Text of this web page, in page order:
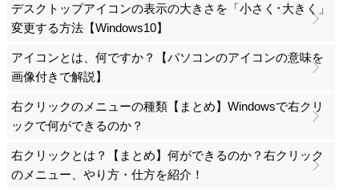
デスクトップアイコンの表示の大きさを「小さく･大きく」
変更する方法【Windows10】
アイコンとは、何ですか？【パソコンのアイコンの意味を
画像付きで解説】
右クリックのメニューの種類【まとめ】Windowsで右クリ
ックで何ができるのか？
右クリックとは？【まとめ】何ができるのか？右クリック
のメニュー、やり方・仕方を紹介！